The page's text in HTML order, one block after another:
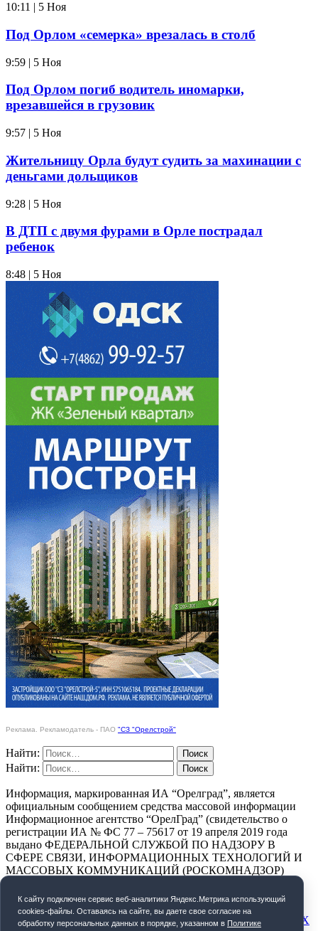
10:11 | 5 Ноя
Под Орлом «семерка» врезалась в столб
9:59 | 5 Ноя
Под Орлом погиб водитель иномарки,
врезавшейся в грузовик
9:57 | 5 Ноя
Жительницу Орла будут судить за махинации с
деньгами дольщиков
9:28 | 5 Ноя
В ДТП с двумя фурами в Орле пострадал
ребенок
8:48 | 5 Ноя
Реклама. Рекламодатель - ПАО "СЗ "Орелстрой"
Найти:
Найти:
Информация, маркированная ИА “Орелград”, является
официальным сообщением средства массовой информации
Информационное агентство “ОрелГрад” (свидетельство о
регистрации ИА № ФС 77 – 75617 от 19 апреля 2019 года
выдано ФЕДЕРАЛЬНОЙ СЛУЖБОЙ ПО НАДЗОРУ В
СФЕРЕ СВЯЗИ, ИНФОРМАЦИОННЫХ ТЕХНОЛОГИЙ И
МАССОВЫХ КОММУНИКАЦИЙ (РОСКОМНАДЗОР)
ПОЛИТИКА КОНФИДЕНЦИАЛЬНОСТИ
СОГЛАСИЕ НА ОБРАБОТКУ ПЕРСОНАЛЬНЫХ ДАННЫХ
К cайту подключен сервис веб-аналитики Яндекс.Метрика использующий
cookies-файлы. Оставаясь на сайте, вы даете свое согласие на
обработку персональных данных в порядке, указанном в Политике